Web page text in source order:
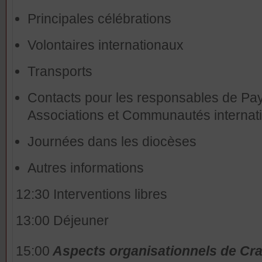
Principales célébrations
Volontaires internationaux
Transports
Contacts pour les responsables de
Associations et Communautés
Journées dans les diocèses
Autres informations
12:30 Interventions libres
13:00 Déjeuner
15:00 Aspects organisationnels de